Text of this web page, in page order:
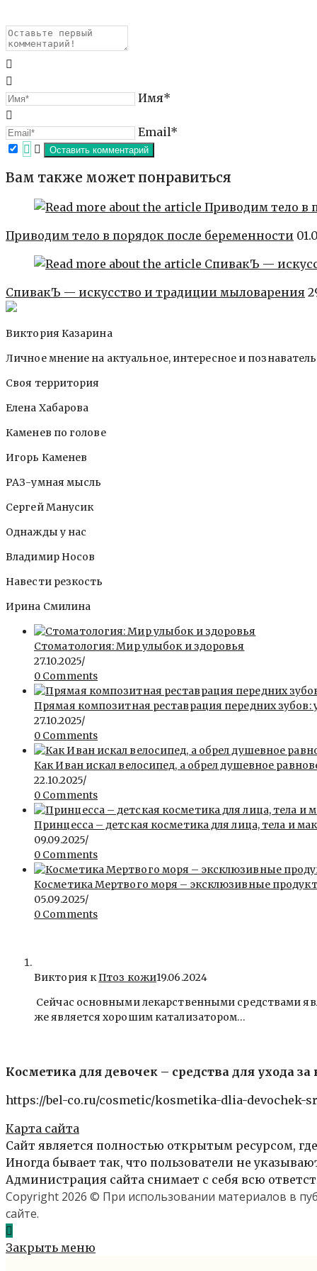
Имя*
Email*
Вам также может понравиться
Приводим тело в порядок после беременности
СпивакЪ — искусство и традиции мыловарения
Виктория Казарина
Личное мнение на актуальное, интересное и
Своя территория
Елена Хабарова
Каменев по голове
Игорь Каменев
РАЗ-умная мысль
Сергей Манусик
Однажды у нас
Владимир Носов
Навести резкость
Ирина Смилина
Стоматология: Мир улыбок и здоровья
27.10.2025/
0 Comments
Прямая композитная реставрация передних зубов:
27.10.2025/
0 Comments
Как Иван искал велосипед, а обрел душевное
22.10.2025/
0 Comments
Принцесса – детская косметика для лица, тела и
09.09.2025/
0 Comments
Косметика Мертвого моря – эксклюзивные
05.09.2025/
0 Comments
Виктория кПтоз кожи19.06.2024
Сейчас основными лекарственными средствами
же является хорошим катализатором…
Косметика для девочек – средства для ухода
https://bel-co.ru/cosmetic/kosmetika-dlia-devochek-
Карта сайта
Сайт является полностью открытым ресурсом,
Иногда бывает так, что пользователи не
Администрация сайта снимает с себя всю
Copyright 2026 © При использовании материалов в
сайте.
Закрыть меню